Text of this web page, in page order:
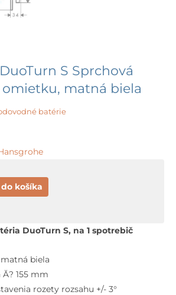
S Sprchová
matná biela
batérie
košíka
DuoTurn S, na 1 spotrebič
biela
155 mm
rozety rozsahu +/- 3°